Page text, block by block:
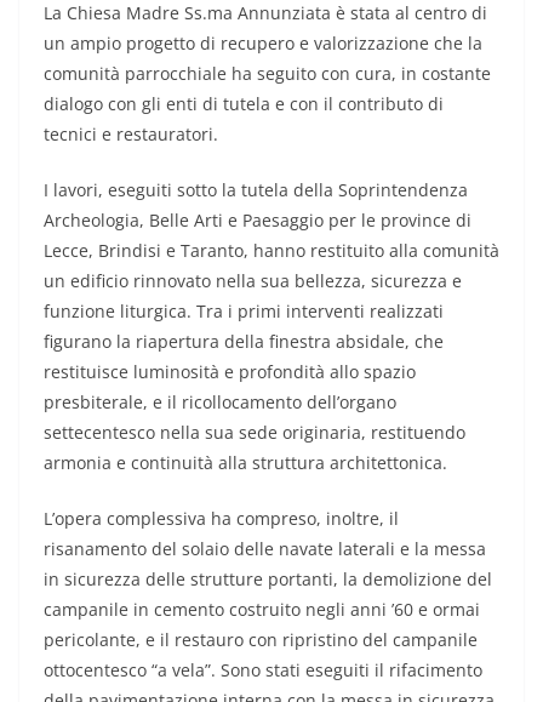
La Chiesa Madre Ss.ma Annunziata è stata al centro di
un ampio progetto di recupero e valorizzazione che la
comunità parrocchiale ha seguito con cura, in costante
dialogo con gli enti di tutela e con il contributo di
tecnici e restauratori.
I lavori, eseguiti sotto la tutela della Soprintendenza
Archeologia, Belle Arti e Paesaggio per le province di
Lecce, Brindisi e Taranto, hanno restituito alla comunità
un edificio rinnovato nella sua bellezza, sicurezza e
funzione liturgica. Tra i primi interventi realizzati
figurano la riapertura della finestra absidale, che
restituisce luminosità e profondità allo spazio
presbiterale, e il ricollocamento dell’organo
settecentesco nella sua sede originaria, restituendo
armonia e continuità alla struttura architettonica.
L’opera complessiva ha compreso, inoltre, il
risanamento del solaio delle navate laterali e la messa
in sicurezza delle strutture portanti, la demolizione del
campanile in cemento costruito negli anni ’60 e ormai
pericolante, e il restauro con ripristino del campanile
ottocentesco “a vela”. Sono stati eseguiti il rifacimento